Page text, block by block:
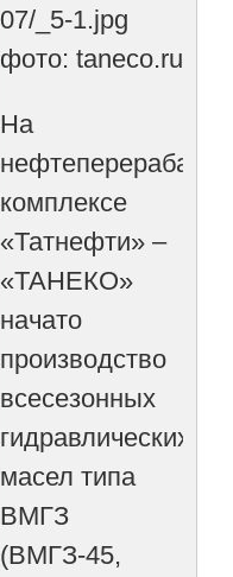
фото: taneco.ru
На
комплексе
«Татнефти» –
«ТАНЕКО»
начато
производство
всесезонных
гидравлических
масел типа
ВМГЗ
(ВМГЗ-45,